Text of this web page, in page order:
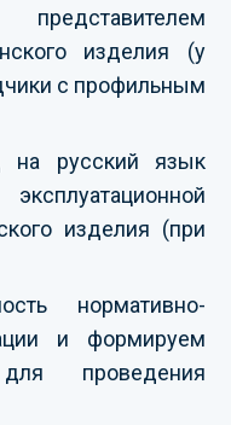
изделия (у
с профильным
на русский язык
изделия (при
нормативно-
и формируем
проведения